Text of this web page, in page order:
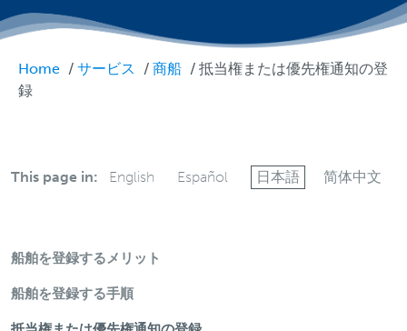
Breadcrumb
Home サービス 商船
抵当権または優先権通知の登
録
This page in: English Español 日本語 简体中文
Merchant Menu
船舶を登録するメリット
船舶を登録する手順